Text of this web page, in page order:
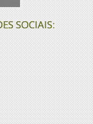
SOCIAIS: